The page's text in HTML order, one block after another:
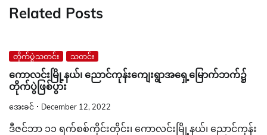
Related Posts
တိုက်ပွဲသတင်း သတင်း
ကောလင်းမြို့နယ်၊ ညောင်ကုန်းကျေးရွာအရှေ့မြောက်ဘက်၌
တိုက်ပွဲဖြစ်ပွား
အေးခင် December 12, 2022
ဒီဇင်ဘာ ၁၁ ရက်စစ်ကိုင်းတိုင်း၊ ကောလင်းမြို့နယ်၊ ညောင်ကုန်း